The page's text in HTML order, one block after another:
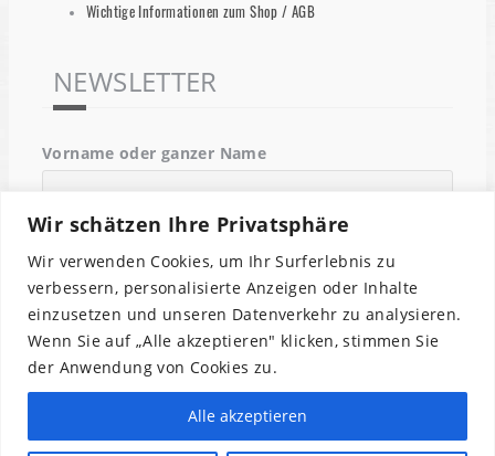
Wir schätzen Ihre Privatsphäre
Wir verwenden Cookies, um Ihr Surferlebnis zu
verbessern, personalisierte Anzeigen oder Inhalte
einzusetzen und unseren Datenverkehr zu analysieren.
Wenn Sie auf „Alle akzeptieren" klicken, stimmen Sie
der Anwendung von Cookies zu.
Alle akzeptieren
Wichtige Informationen zum Shop / AGB
NEWSLETTER
Vorname oder ganzer Name
Email
Indem Du fortfährst, akzeptierst Du unsere
Datenschutzerklärung.